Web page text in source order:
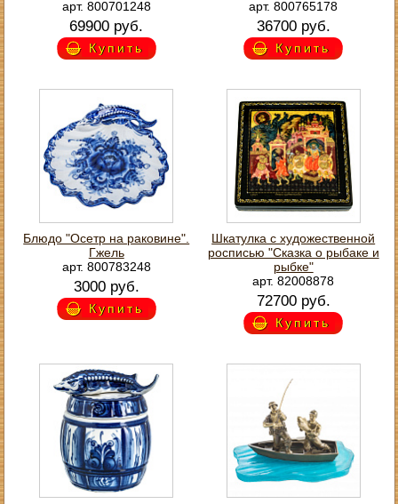
арт. 800701248
69900 руб.
Купить
арт. 800765178
36700 руб.
Купить
Блюдо "Осетр на раковине".
Гжель
арт. 800783248
3000 руб.
Купить
Шкатулка с художественной
росписью "Сказка о рыбаке и
рыбке"
арт. 82008878
72700 руб.
Купить